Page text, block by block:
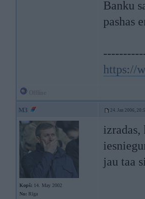
Banku
pashas
https://
M3 24. Jan 2006,
Kopš: 14. May 2002
No: Rīga
jau taa